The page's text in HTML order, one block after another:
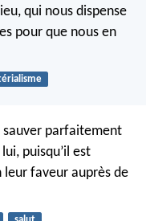
qui nous dispense
pour que nous en
sauver parfaitement
puisqu’il est
faveur auprès de